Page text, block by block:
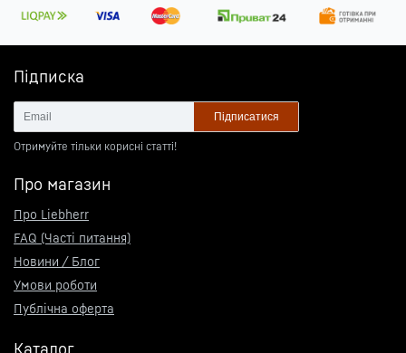
Підписка
Підписатися
Отримуйте тільки корисні статті!
Про магазин
Про Liebherr
FAQ (Часті питання)
Новини / Блог
Умови роботи
Публічна оферта
Каталог